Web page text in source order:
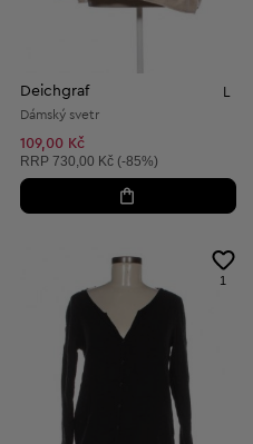
Deichgraf L
Dámský svetr
109,00 Kč
Doporučená cena:
RRP 730,00 Kč (-85%)
1